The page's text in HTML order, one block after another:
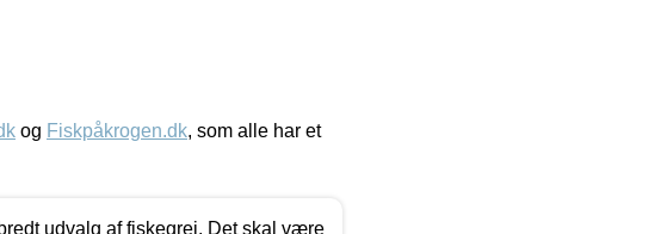
og Fiskpåkrogen.dk, som alle har et
udvalg af fiskegrej. Det skal være